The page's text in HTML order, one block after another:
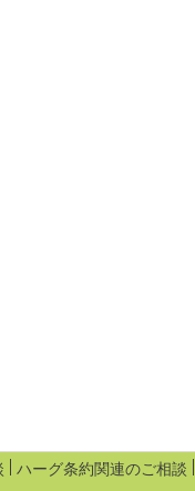
ハーグ条約関連のご相談